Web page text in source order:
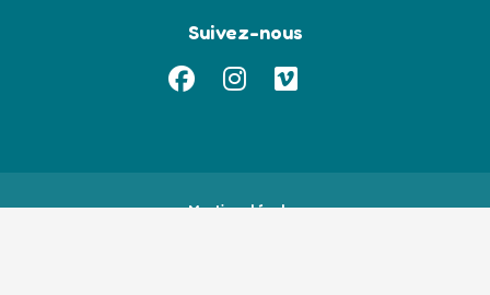
Suivez-nous
Mentions légales